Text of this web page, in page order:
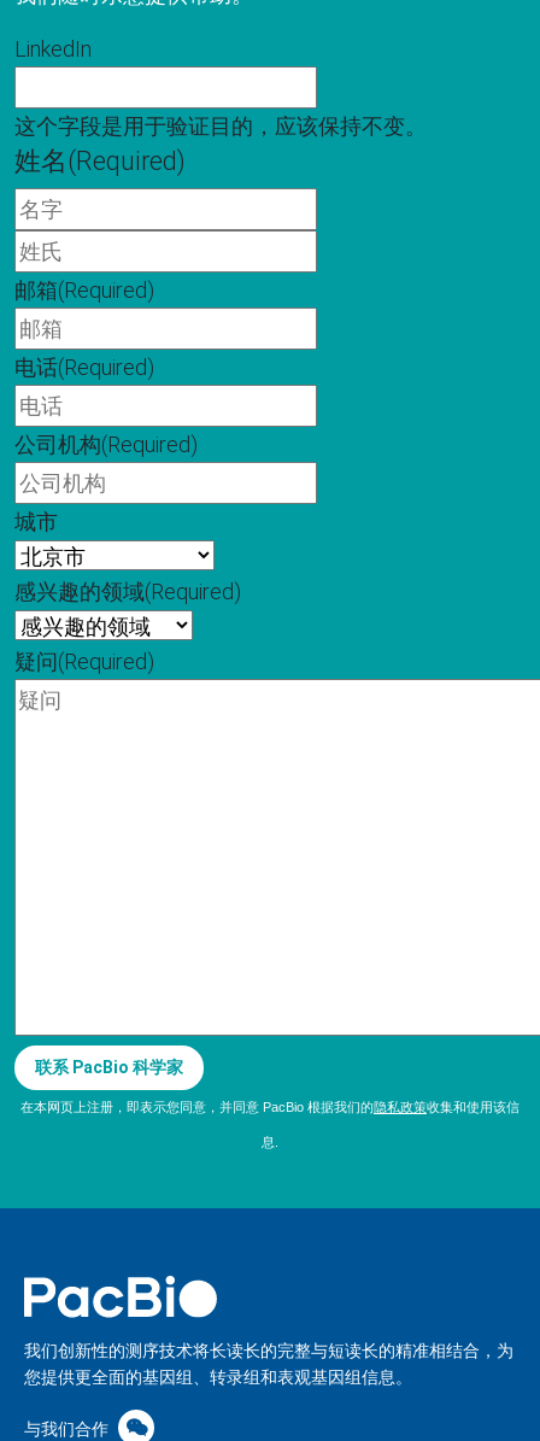
LinkedIn
这个字段是用于验证目的，应该保持不变。
姓名(Required)
邮箱(Required)
电话(Required)
公司机构(Required)
城市
感兴趣的领域(Required)
疑问(Required)
在本网页上注册，即表示您同意，并同意 PacBio 根据我们的隐私政策收集和使用该信
息.
我们创新性的测序技术将长读长的完整与短读长的精准相结合，为
您提供更全面的基因组、转录组和表观基因组信息。
与我们合作